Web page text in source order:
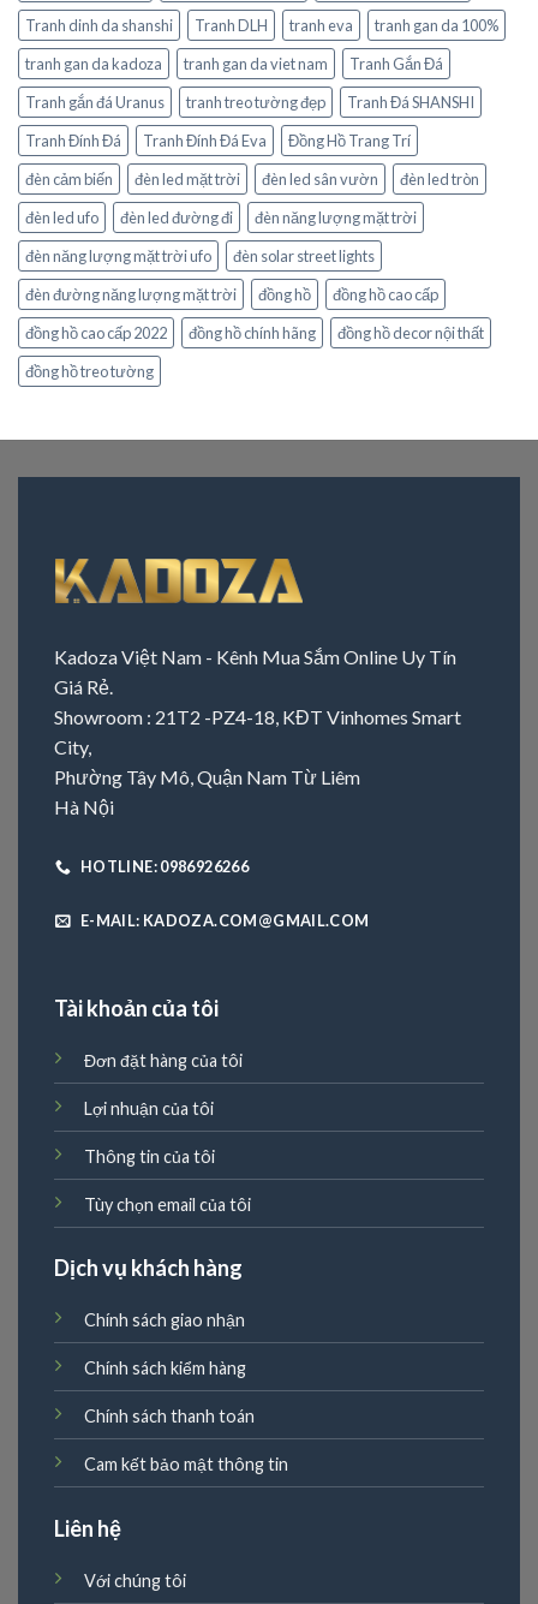
Tranh dinh da shanshi Tranh DLH tranh eva
tranh gan da 100%
tranh gan da kadoza
tranh gan da viet nam
Tranh Gắn Đá
Tranh gắn đá Uranus
tranh treo tường đẹp
Tranh Đá SHANSHI
Tranh Đính Đá
Tranh Đính Đá Eva
Đồng Hồ Trang Trí
đèn cảm biến
đèn led mặt trời đèn led sân vườn
đèn led tròn
đèn led ufo
đèn led đường đi
đèn năng lượng mặt trời
đèn năng lượng mặt trời ufo
đèn solar street lights
đèn đường năng lượng mặt trời
đồng hồ
đồng hồ cao cấp
đồng hồ cao cấp 2022
đồng hồ chính hãng
đồng hồ decor nội thất
đồng hồ treo tường
Kadoza Việt Nam - Kênh Mua Sắm Online Uy Tín
Giá Rẻ.
Showroom : 21T2 -PZ4-18, KĐT Vinhomes Smart
City,
Phường Tây Mô, Quận Nam Từ Liêm
Hà Nội
HOTLINE: 0986926266
E-MAIL: KADOZA.COM@GMAIL.COM
Tài khoản của tôi
Đơn đặt hàng của tôi
Lợi nhuận của tôi
Thông tin của tôi
Tùy chọn email của tôi
Dịch vụ khách hàng
Chính sách giao nhận
Chính sách kiểm hàng
Chính sách thanh toán
Cam kết bảo mật thông tin
Liên hệ
Với chúng tôi